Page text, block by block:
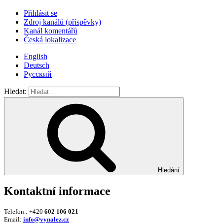
Přihlásit se
Zdroj kanálů (příspěvky)
Kanál komentářů
Česká lokalizace
English
Deutsch
Русский
Hledat:
Hledání
Kontaktní informace
Telefon.: +420 602 106 021
Email: info@vynalez.cz